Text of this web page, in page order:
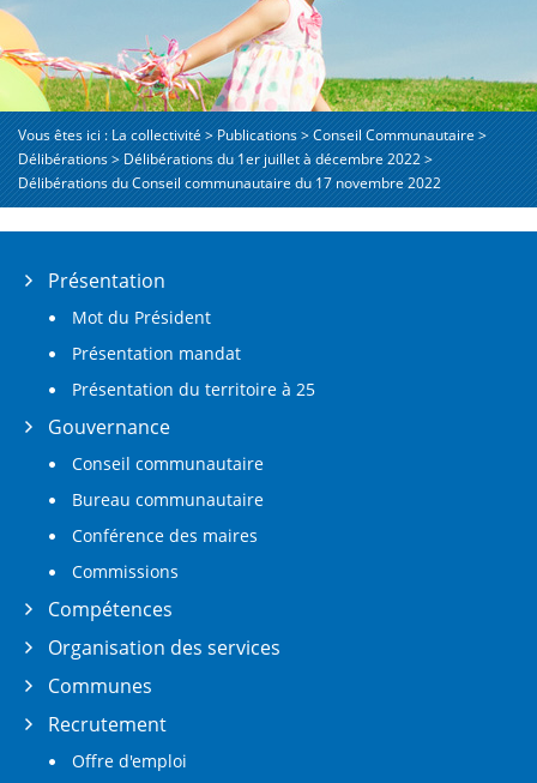
Vous êtes ici :La collectivité>Publications>Conseil Communautaire>
Délibérations>Délibérations du 1er juillet à décembre 2022>
Délibérations du Conseil communautaire du 17 novembre 2022
Présentation
Mot du Président
Présentation mandat
Présentation du territoire à 25
Gouvernance
Conseil communautaire
Bureau communautaire
Conférence des maires
Commissions
Compétences
Organisation des services
Communes
Recrutement
Offre d'emploi